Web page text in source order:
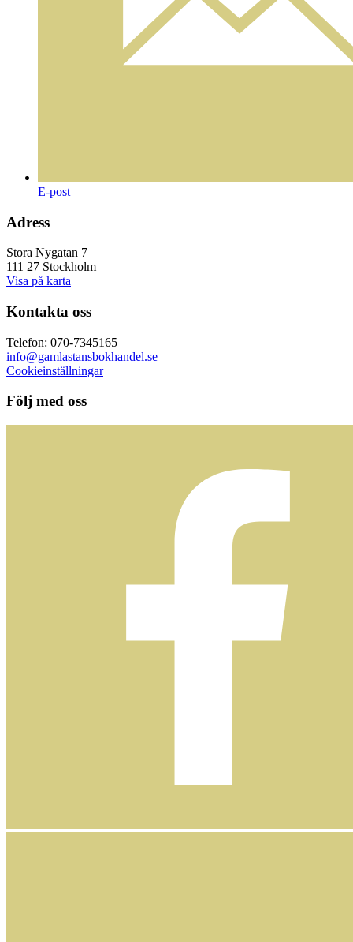
E-post
Adress
Stora Nygatan 7
111 27 Stockholm
Visa på karta
Kontakta oss
Telefon: 070-7345165
info@gamlastansbokhandel.se
Cookieinställningar
Följ med oss